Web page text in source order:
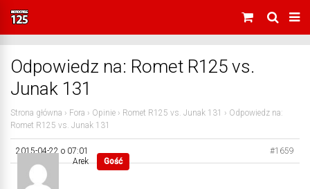
Odpowiedz na: Romet R125 vs.
Junak 131
Strona główna › Fora › Opinie › Romet R125 vs. Junak 131 › Odpowiedz na:
Romet R125 vs. Junak 131
2015-04-22 o 07:01
#1659
Arek
Gość